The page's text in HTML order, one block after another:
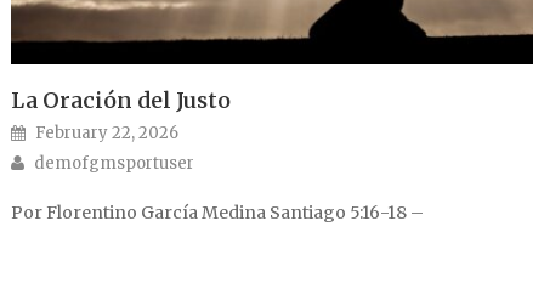
La Oración del Justo
Posted on
February 22, 2026
Author
demofgmsportuser
Por Florentino García Medina Santiago 5:16-18 –